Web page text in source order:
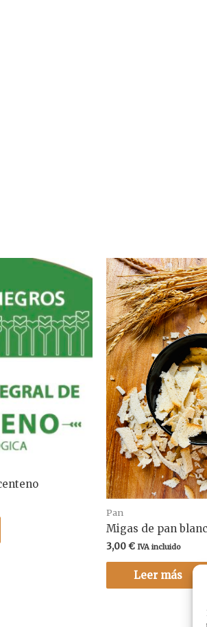
Pan
Migas de pan
3,00€ IVA incluido
Leer más